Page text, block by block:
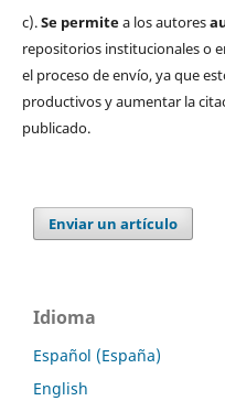
c).Se permitea los autores
repositorios institucionales o
el proceso de envío, ya que
productivos y aumentar la
publicado.
Enviar un artículo
Idioma
Español (España)
English